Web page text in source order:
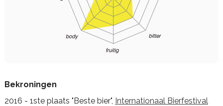
Bekroningen
2016 - 1ste plaats "Beste bier", Internationaal Bierfestival